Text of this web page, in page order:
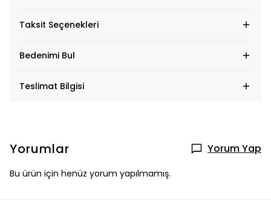
Taksit Seçenekleri
Bedenimi Bul
Teslimat Bilgisi
Yorumlar Yorum Yap
Bu ürün için henüz yorum yapılmamış.